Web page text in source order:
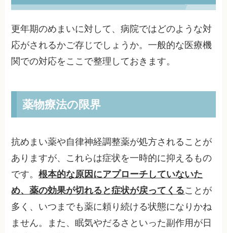
更年期のめまいに対して、病院ではどのような対
応がされるかご存じでしょうか。一般的な医療機
関での対応をここで整理しておきます。
薬物療法の限界
抗めまい薬や自律神経調整薬が処方されることが
ありますが、これらは症状を一時的に抑えるもの
です。根本的な原因にアプローチしていないた
め、薬の効果が切れると症状が戻ってくることが
多く、いつまでも薬に頼り続ける状態になりかね
ません。また、眠気やだるさといった副作用が日